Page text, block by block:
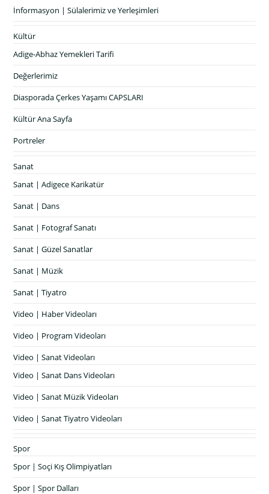
İnformasyon | Sülalerimiz ve Yerleşimleri
Kültür
Adige-Abhaz Yemekleri Tarifi
Değerlerimiz
Diasporada Çerkes Yaşamı CAPSLARI
Kültür Ana Sayfa
Portreler
Sanat
Sanat | Adigece Karikatür
Sanat | Dans
Sanat | Fotograf Sanatı
Sanat | Güzel Sanatlar
Sanat | Müzik
Sanat | Tiyatro
Video | Haber Videoları
Video | Program Videoları
Video | Sanat Videoları
Video | Sanat Dans Videoları
Video | Sanat Müzik Videoları
Video | Sanat Tiyatro Videoları
Spor
Spor | Soçi Kış Olimpiyatları
Spor | Spor Dalları